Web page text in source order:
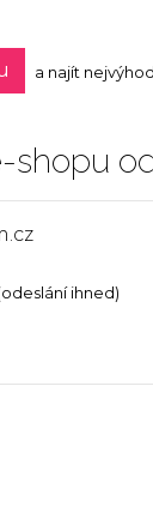
a najít
shopu
ihned)